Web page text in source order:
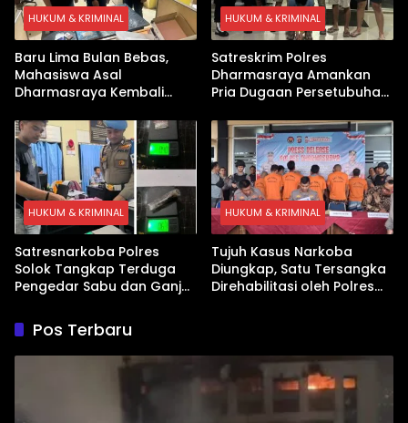
HUKUM & KRIMINAL
Baru Lima Bulan Bebas,
Mahasiswa Asal
Dharmasraya Kembali
HUKUM & KRIMINAL
Satreskrim Polres
Dharmasraya Amankan
Pria Dugaan Persetubuhan
HUKUM & KRIMINAL
Satresnarkoba Polres
Solok Tangkap Terduga
Pengedar Sabu dan Ganja
HUKUM & KRIMINAL
Tujuh Kasus Narkoba
Diungkap, Satu Tersangka
Direhabilitasi oleh Polres
Pos Terbaru